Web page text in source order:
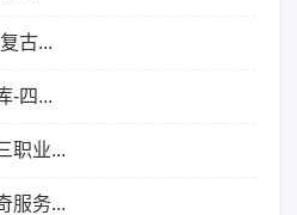
古...
-四...
职业...
服务...